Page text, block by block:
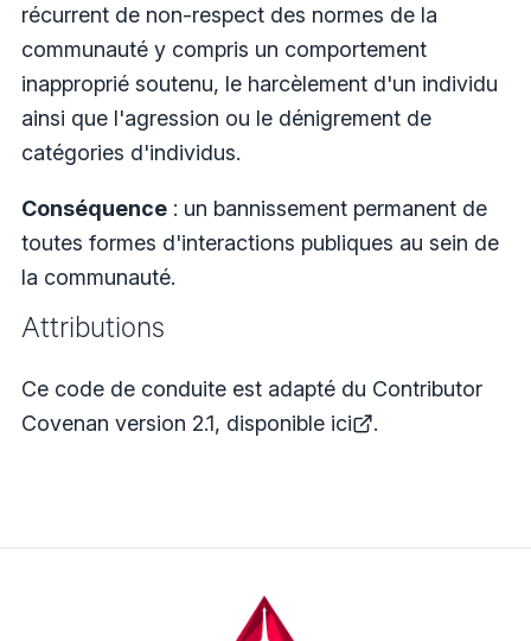
récurrent de non-respect des normes de la
communauté y compris un comportement
inapproprié soutenu, le harcèlement d'un individu
ainsi que l'agression ou le dénigrement de
catégories d'individus.
Conséquence : un bannissement permanent de
toutes formes d'interactions publiques au sein de
la communauté.
Attributions
Ce code de conduite est adapté du Contributor
Covenan version 2.1, disponible ici .